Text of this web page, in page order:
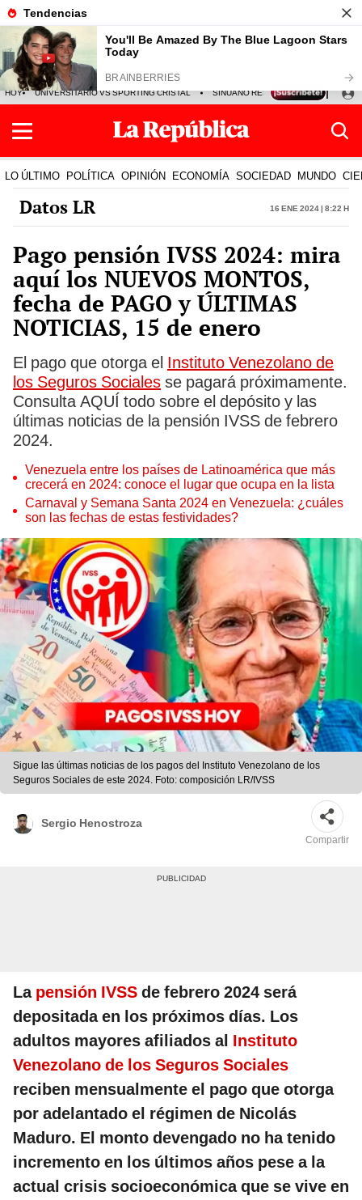
HOY UNIVERSITARIO VS SPORTING CRISTAL SINUANO RESULTADOS HOY
LO ÚLTIMO POLÍTICA OPINIÓN ECONOMÍA SOCIEDAD MUNDO
Datos LR 16 Ene 2024 | 8:22 h
Pago pensión IVSS 2024: mira
aquí los NUEVOS MONTOS,
fecha de PAGO y ÚLTIMAS
NOTICIAS, 15 de enero
El pago que otorga el Instituto Venezolano de
los Seguros Sociales se pagará próximamente.
Consulta AQUÍ todo sobre el depósito y las
últimas noticias de la pensión IVSS de febrero
2024.
Venezuela entre los países de Latinoamérica que más
crecerá en 2024: conoce el lugar que ocupa en la lista
Carnaval y Semana Santa 2024 en Venezuela: ¿cuáles
son las fechas de estas festividades?
Sigue las últimas noticias de los pagos del Instituto Venezolano de los
Seguros Sociales de este 2024. Foto: composición LR/IVSS
Sergio Henostroza
Compartir
La pensión IVSS de febrero 2024 será
depositada en los próximos días. Los
adultos mayores afiliados al Instituto
Venezolano de los Seguros Sociales
reciben mensualmente el pago que otorga
por adelantado el régimen de Nicolás
Maduro. El monto devengado no ha tenido
incremento en los últimos años pese a la
actual crisis socioeconómica que se vive en